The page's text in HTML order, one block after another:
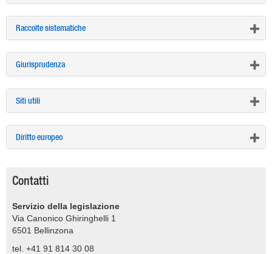
Raccolte sistematiche
Giurisprudenza
Siti utili
Diritto europeo
Contatti
Servizio della legislazione
Via Canonico Ghiringhelli 1
6501 Bellinzona
tel. +41 91 814 30 08